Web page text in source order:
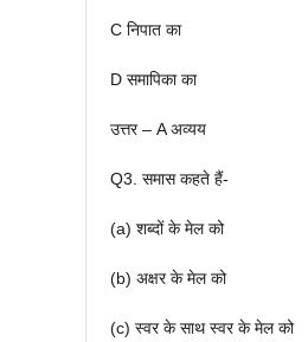
C निपात का
D समापिका का
उत्तर – A अव्यय
Q3. समास कहते हैं-
(a) शब्दों के मेल को
(b) अक्षर के मेल को
(c) स्वर के साथ स्वर के मेल को